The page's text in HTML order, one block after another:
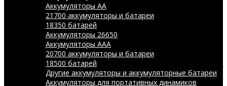
Аккумуляторы АА
21700 аккумуляторы и батареи
18350 батарей
Аккумуляторы 26650
Аккумуляторы ААА
20700 аккумуляторы и батареи
18500 батарей
Другие аккумуляторы и аккумуляторные батареи
Аккумуляторы для портативных динамиков